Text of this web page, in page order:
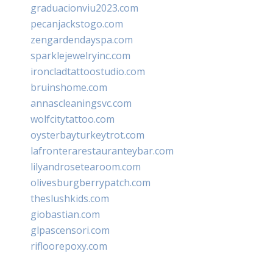
graduacionviu2023.com
pecanjackstogo.com
zengardendayspa.com
sparklejewelryinc.com
ironcladtattoostudio.com
bruinshome.com
annascleaningsvc.com
wolfcitytattoo.com
oysterbayturkeytrot.com
lafronterarestauranteybar.com
lilyandrosetearoom.com
olivesburgberrypatch.com
theslushkids.com
giobastian.com
glpascensori.com
rifloorepoxy.com